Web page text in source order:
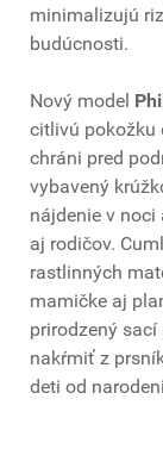
minimalizujú
budúcnosti.
Nový model
citlivú pokožku
chráni pred
vybavený
nájdenie v
aj rodičov.
rastlinných
mamičke aj
prirodzený
nakŕmiť z
deti od